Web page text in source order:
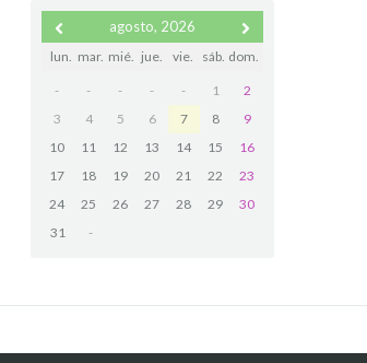
agosto, 2026
lun. mar. mié. jue. vie. sáb. dom.
- - - - - 1
2
3
4 5 6 7 8
9
10
11 12 13 14 15
16
17
18 19 20 21 22
23
24
25 26 27 28 29
30
31
-